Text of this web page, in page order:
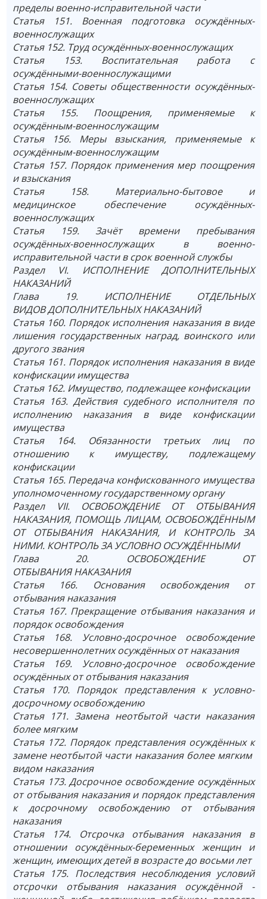
пределы военно-исправительной части
Статья 151. Военная подготовка осуждённых-
военнослужащих
Статья 152. Труд осуждённых-военнослужащих
Статья 153. Воспитательная работа с
осуждёнными-военнослужащими
Статья 154. Советы общественности осуждённых-
военнослужащих
Статья 155. Поощрения, применяемые к
осуждённым-военнослужащим
Статья 156. Меры взыскания, применяемые к
осуждённым-военнослужащим
Статья 157. Порядок применения мер поощрения
и взыскания
Статья 158. Материально-бытовое и
медицинское обеспечение осуждённых-
военнослужащих
Статья 159. Зачёт времени пребывания
осуждённых-военнослужащих в военно-
исправительной части в срок военной службы
Раздел VI. ИСПОЛНЕНИЕ ДОПОЛНИТЕЛЬНЫХ
НАКАЗАНИЙ
Глава 19. ИСПОЛНЕНИЕ ОТДЕЛЬНЫХ
ВИДОВ ДОПОЛНИТЕЛЬНЫХ НАКАЗАНИЙ
Статья 160. Порядок исполнения наказания в виде
лишения государственных наград, воинского или
другого звания
Статья 161. Порядок исполнения наказания в виде
конфискации имущества
Статья 162. Имущество, подлежащее конфискации
Статья 163. Действия судебного исполнителя по
исполнению наказания в виде конфискации
имущества
Статья 164. Обязанности третьих лиц по
отношению к имуществу, подлежащему
конфискации
Статья 165. Передача конфискованного имущества
уполномоченному государственному органу
Раздел VII. ОСВОБОЖДЕНИЕ ОТ ОТБЫВАНИЯ
НАКАЗАНИЯ, ПОМОЩЬ ЛИЦАМ, ОСВОБОЖДЁННЫМ
ОТ ОТБЫВАНИЯ НАКАЗАНИЯ, И КОНТРОЛЬ ЗА
НИМИ. КОНТРОЛЬ ЗА УСЛОВНО ОСУЖДЁННЫМИ
Глава 20. ОСВОБОЖДЕНИЕ ОТ
ОТБЫВАНИЯ НАКАЗАНИЯ
Статья 166. Основания освобождения от
отбывания наказания
Статья 167. Прекращение отбывания наказания и
порядок освобождения
Статья 168. Условно-досрочное освобождение
несовершеннолетних осуждённых от наказания
Статья 169. Условно-досрочное освобождение
осуждённых от отбывания наказания
Статья 170. Порядок представления к условно-
досрочному освобождению
Статья 171. Замена неотбытой части наказания
более мягким
Статья 172. Порядок представления осуждённых к
замене неотбытой части наказания более мягким
видом наказания
Статья 173. Досрочное освобождение осуждённых
от отбывания наказания и порядок представления
к досрочному освобождению от отбывания
наказания
Статья 174. Отсрочка отбывания наказания в
отношении осуждённых-беременных женщин и
женщин, имеющих детей в возрасте до восьми лет
Статья 175. Последствия несоблюдения условий
отсрочки отбывания наказания осуждённой -